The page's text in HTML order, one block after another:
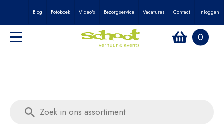
Blog Fotoboek Video's Bezorgservice Vacatures Contact Inloggen
0